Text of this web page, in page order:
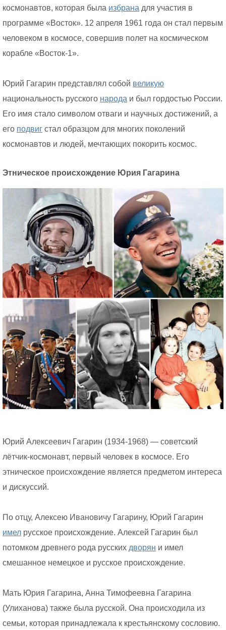
космонавтов, которая была избрана для участия в
программе «Восток». 12 апреля 1961 года он стал первым
человеком в космосе, совершив полет на космическом
корабле «Восток-1».
Юрий Гагарин представлял собой великую
национальность русского народа и был гордостью России.
Его имя стало символом отваги и научных достижений, а
его подвиг стал образцом для многих поколений
космонавтов и людей, мечтающих покорить космос.
Этническое происхождение Юрия Гагарина
Юрий Алексеевич Гагарин (1934-1968) — советский
лётчик-космонавт, первый человек в космосе. Его
этническое происхождение является предметом интереса
и дискуссий.
По отцу, Алексею Ивановичу Гагарину, Юрий Гагарин
имел русское происхождение. Алексей Гагарин был
потомком древнего рода русских дворян и имел
смешанное немецкое и русское происхождение.
Мать Юрия Гагарина, Анна Тимофеевна Гагарина
(Улиханова) также была русской. Она происходила из
семьи, которая принадлежала к крестьянскому сословию.